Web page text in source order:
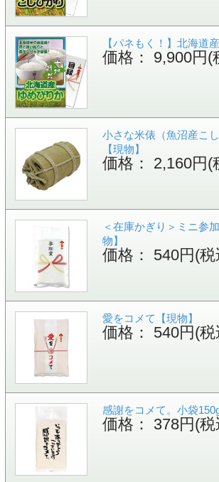
【パネもく！】北海道
価格： 9,900円(
小さな米俵（魚沼産こし
【現物】
価格： 2,160円(
＜在庫かぎり＞ミニ参
物】
価格： 540円(税
愛をコメて【現物】
価格： 540円(税
感謝をコメて。小袋
価格： 378円(税